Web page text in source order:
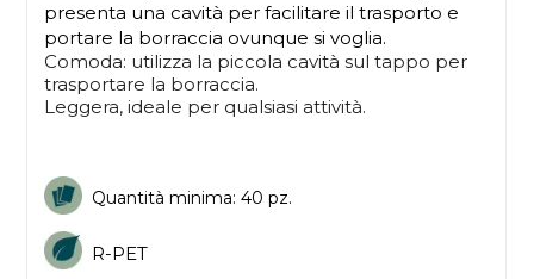
presenta una cavità per facilitare il trasporto e
portare la borraccia ovunque si voglia.
Comoda: utilizza la piccola cavità sul tappo per
trasportare la borraccia.
Leggera, ideale per qualsiasi attività.
Quantità minima: 40 pz.
R-PET